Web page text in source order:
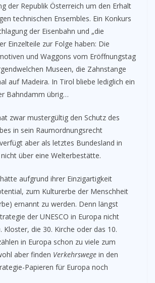
der Republik Österreich um den Erhalt
technischen Ensembles. Ein Konkurs
der Eisenbahn und „die
Einzelteile zur Folge haben: Die
und Waggons vom Eröffnungstag
Museen, die Zahnstange
auf Madeira. In Tirol bliebe lediglich ein
Bahndamm übrig…
zwar mustergültig den Schutz des
in sein Raumordnungsrecht
aber als letztes Bundesland in
über eine Welterbestätte.
aufgrund ihrer Einzigartigkeit
zum Kulturerbe der Menschheit
ernannt zu werden. Denn längst
der UNESCO in Europa nicht
Kloster, die 30. Kirche oder das 10.
in Europa schon zu viele zum
aber finden Verkehrswege in den
Papieren für Europa noch